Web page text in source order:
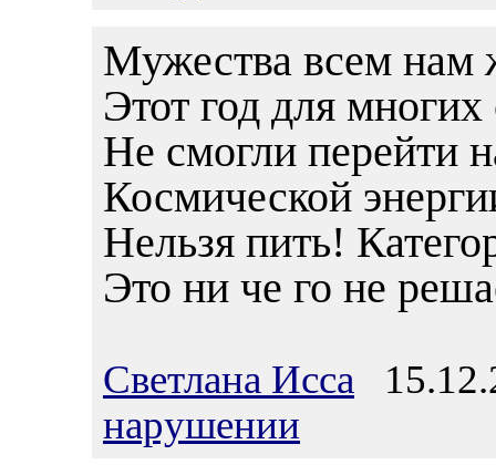
Мужества всем нам
Этот год для
Не смогли перейти
Космической
Нельзя пить!
Это ни че го не
Светлана Исса
нарушении